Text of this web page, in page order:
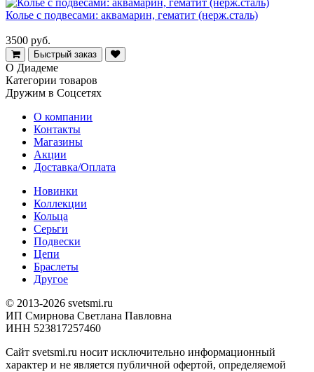
Колье с подвесами: аквамарин, гематит (нерж.сталь)
3500 руб.
Быстрый заказ
О Диадеме
Категории товаров
Дружим в Соцсетях
О компании
Контакты
Магазины
Акции
Доставка/Оплата
Новинки
Коллекции
Кольца
Серьги
Подвески
Цепи
Браслеты
Другое
© 2013-2026 svetsmi.ru
ИП Смирнова Светлана Павловна
ИНН 523817257460
Сайт svetsmi.ru носит исключительно информационный
характер и не является публичной офертой, определяемой